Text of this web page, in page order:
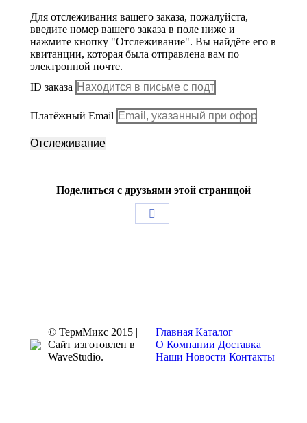
Для отслеживания вашего заказа, пожалуйста,
введите номер вашего заказа в поле ниже и
нажмите кнопку "Отслеживание". Вы найдёте его в
квитанции, которая была отправлена вам по
электронной почте.
ID заказа
Платёжный Email
Отслеживание
Поделиться с друзьями этой страницой
© ТермМикс 2015 |
Сайт изготовлен в
WaveStudio.
Главная Каталог
О Компании Доставка
Наши Новости Контакты